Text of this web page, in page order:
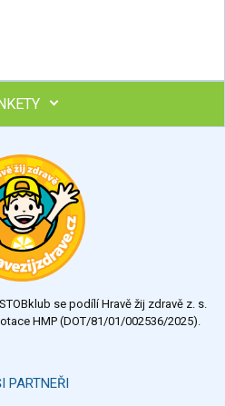
Všechny ankety
se podílí Hravě žij zdravě z. s.
HMP (DOT/81/01/002536/2025).
PARTNEŘI